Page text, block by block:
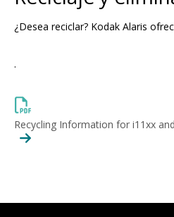
¿Desea reciclar? Kodak Alaris
.
Recycling Information for i11xx